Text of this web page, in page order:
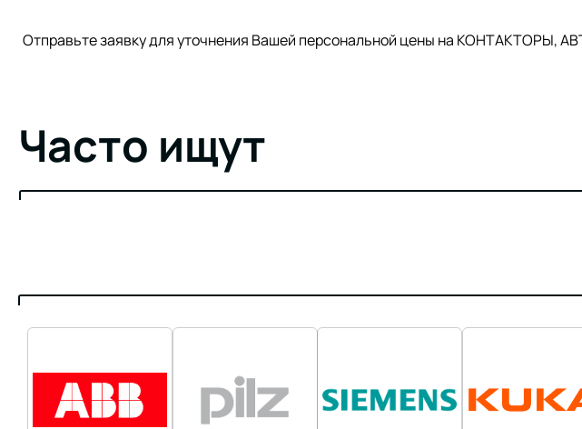
Отправьте заявку для уточнения Вашей персональной цены на
Часто ищут